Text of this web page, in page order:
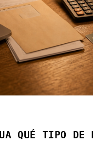
QUÉ TIPO DE